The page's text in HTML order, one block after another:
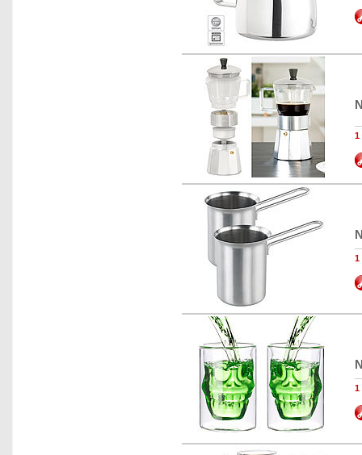
1
1
1